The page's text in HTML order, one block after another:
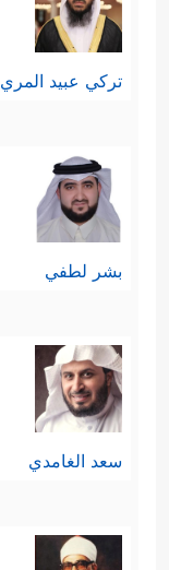
تركي عبيد المري
بشر لطفي
سعد الغامدي